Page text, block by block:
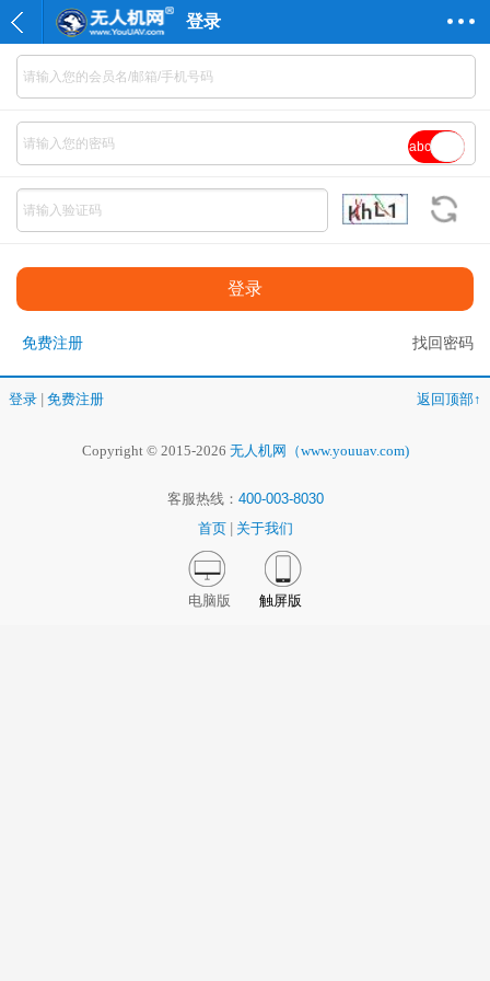
登录
abc
免费注册 找回密码
登录 免费注册 返回顶部↑
Copyright © 2015-2026 无人机网（www.youuav.com)
客服热线： 400-003-8030
首页
关于我们
电脑版 触屏版